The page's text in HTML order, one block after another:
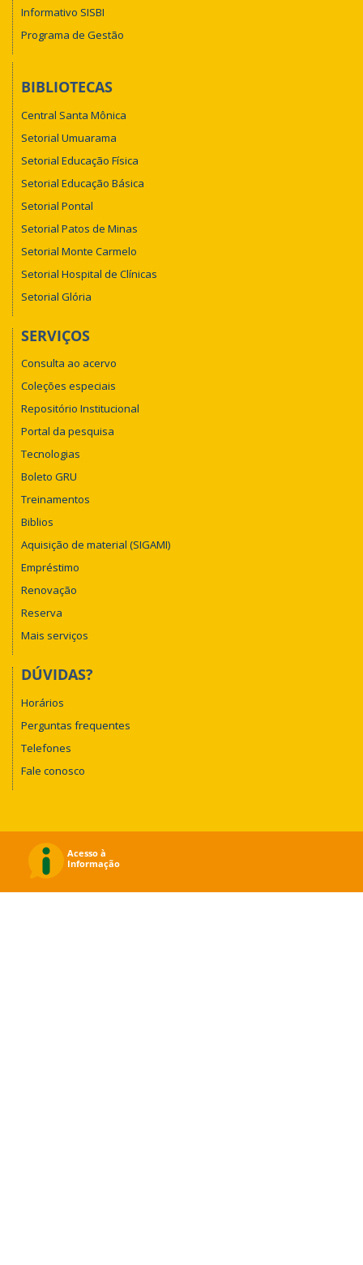
Informativo SISBI
Programa de Gestão
BIBLIOTECAS
Central Santa Mônica
Setorial Umuarama
Setorial Educação Física
Setorial Educação Básica
Setorial Pontal
Setorial Patos de Minas
Setorial Monte Carmelo
Setorial Hospital de Clínicas
Setorial Glória
SERVIÇOS
Consulta ao acervo
Coleções especiais
Repositório Institucional
Portal da pesquisa
Tecnologias
Boleto GRU
Treinamentos
Biblios
Aquisição de material (SIGAMI)
Empréstimo
Renovação
Reserva
Mais serviços
DÚVIDAS?
Horários
Perguntas frequentes
Telefones
Fale conosco